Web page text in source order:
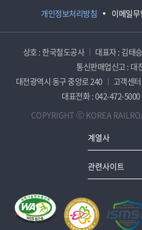
개인정보처리방침 이메일
상호 : 한국철도공사 대표자 : 김태승
통신판매업신고 : 대
대전광역시 동구 중앙로 240
고객센
대표전화 : 042-472-5000
COPYRIGHT ⓒ KOREA
계열사
관련사이트